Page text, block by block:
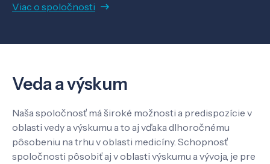
Know-how
O nás
Kontakt
SK EN
Viac o spoločnosti
Veda a výskum
Naša spoločnosť má široké možnosti a predispozície v
oblasti vedy a výskumu a to aj vďaka dlhoročnému
pôsobeniu na trhu v oblasti medicíny. Schopnosť
spoločnosti pôsobiť aj v oblasti výskumu a vývoja, je pre